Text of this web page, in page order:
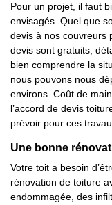
Pour un projet, il faut
envisagés. Quel que
devis à nos couvreurs
devis sont gratuits,
bien comprendre la
nous pouvons nous
environs. Coût de
l’accord de devis
prévoir pour ces
Une bonne
Votre toit a besoin
rénovation de toiture
endommagée, des